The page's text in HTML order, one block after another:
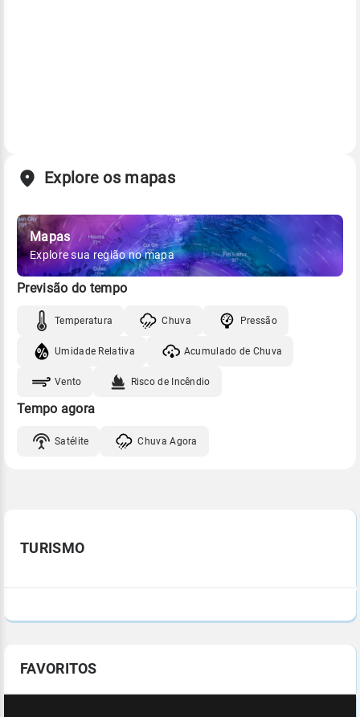
Explore os mapas
Mapas
Explore sua região no mapa
Previsão do tempo
Temperatura Chuva Pressão
Umidade Relativa Acumulado de Chuva
Vento Risco de Incêndio
Tempo agora
Satélite Chuva Agora
TURISMO
FAVORITOS